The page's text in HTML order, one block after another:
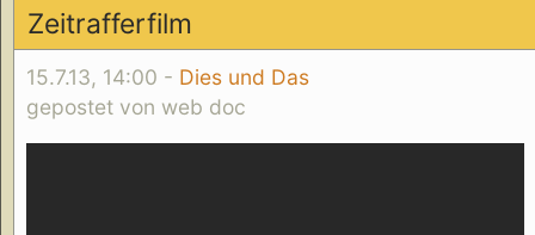
Zeitrafferfilm
15.7.13, 14:00 - Dies und Das
gepostet von web doc